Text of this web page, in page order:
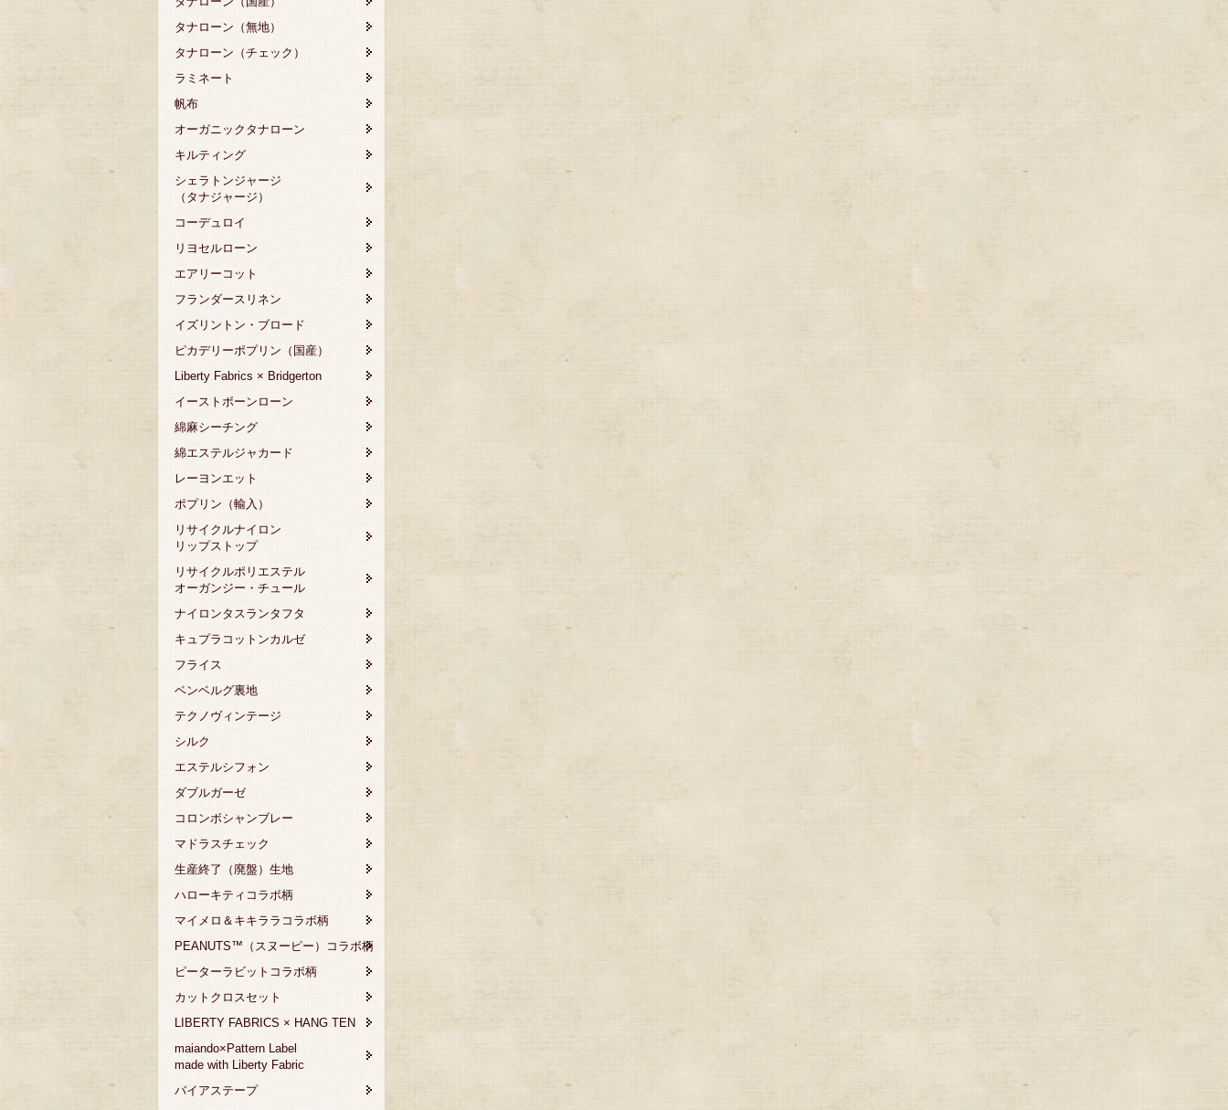
タナローン（無地）
タナローン（チェック）
ラミネート
帆布
オーガニックタナローン
キルティング
シェラトンジャージ
（タナジャージ）
コーデュロイ
リヨセルローン
エアリーコット
フランダースリネン
イズリントン・ブロード
ピカデリーポプリン（国産）
Liberty Fabrics × Bridgerton
イーストボーンローン
綿麻シーチング
綿エステルジャカード
レーヨンエット
ポプリン（輸入）
リサイクルナイロン
リップストップ
リサイクルポリエステル
オーガンジー・チュール
ナイロンタスランタフタ
キュプラコットンカルゼ
フライス
ベンベルグ裏地
テクノヴィンテージ
シルク
エステルシフォン
ダブルガーゼ
コロンボシャンブレー
マドラスチェック
生産終了（廃盤）生地
ハローキティコラボ柄
マイメロ＆キキララコラボ柄
PEANUTS™（スヌーピー）コラボ柄
ピーターラビットコラボ柄
カットクロスセット
LIBERTY FABRICS × HANG TEN
maiando×Pattern Label
made with Liberty Fabric
バイアステープ